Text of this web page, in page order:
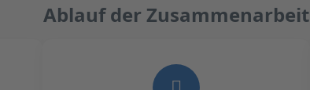
Ablauf der Zusammenarbeit